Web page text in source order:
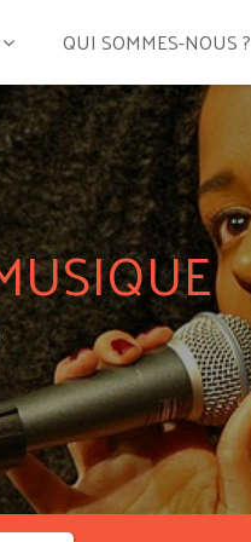
QUI SOMMES-NOUS ?